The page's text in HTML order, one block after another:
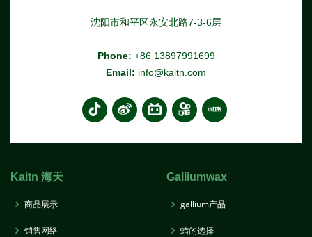
沈阳市和平区永安北路7-3-6层
Phone: +86 13897991699
Email: info@kaitn.com
Kaitn 海天
商品展示
销售网络
Galliumwax
gallium产品
蜡的选择